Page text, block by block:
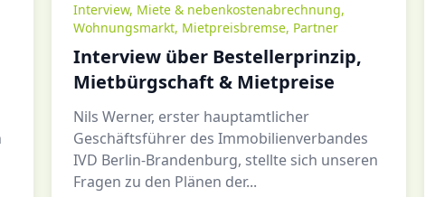
Interview, Miete & nebenkostenabrechnung,
Wohnungsmarkt, Mietpreisbremse, Partner
Interview über Bestellerprinzip,
Mietbürgschaft & Mietpreise
Nils Werner, erster hauptamtlicher
Geschäftsführer des Immobilienverbandes
IVD Berlin-Brandenburg, stellte sich unseren
Fragen zu den Plänen der...